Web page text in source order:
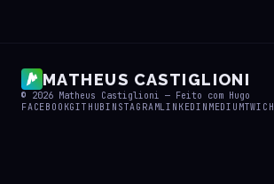
MATHEUS CASTIGLIONI
© 2026 Matheus Castiglioni — Feito com Hugo
FACEBOOKGITHUBINSTAGRAMLINKEDIN MEDIUMTWICH